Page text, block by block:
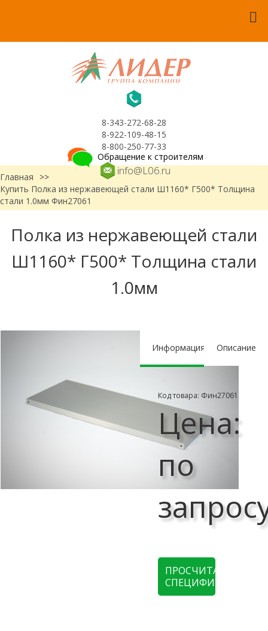
8-343-272-68-28
8-922-109-48-15
8-800-250-77-33
info@L06.ru
Обращение к строителям
Главная
>>
Купить Полка из нержавеющей стали Ш1160* Г500* Толщина
стали 1.0мм Фин27061
Полка из нержавеющей стали
Ш1160* Г500* Толщина стали
1.0мм
Информация Описание
Код товара: Фин27061
Цена:
по
ПРОСЧИТАТЬ
СПЕЦИФИКАЦИЮ